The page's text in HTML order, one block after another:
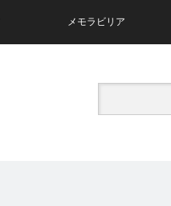
メモラビリア